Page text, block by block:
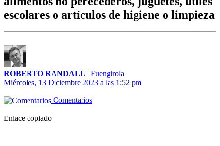
escolares o artículos de higiene o limpieza
ROBERTO RANDALL | Fuengirola
Miércoles, 13 Diciembre 2023 a las 1:52 pm
Comentarios
Enlace copiado